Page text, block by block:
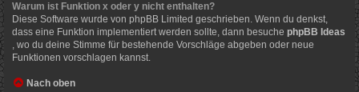
Warum ist Funktion x oder y nicht enthalten?
Diese Software wurde von phpBB Limited geschrieben. Wenn du denkst,
dass eine Funktion implementiert werden sollte, dann besuche phpBB Ideas
, wo du deine Stimme für bestehende Vorschläge abgeben oder neue
Funktionen vorschlagen kannst.
Nach oben